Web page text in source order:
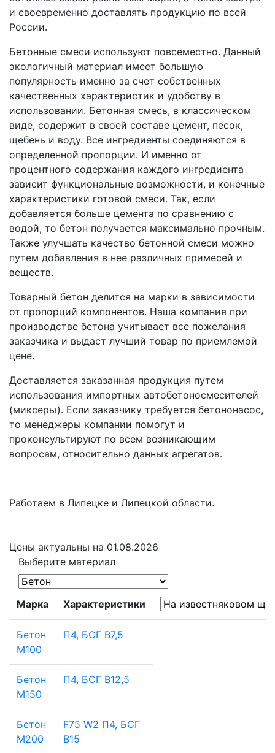
и своевременно доставлять продукцию по всей
России.
Бетонные смеси используют повсеместно. Данный
экологичный материал имеет большую
популярность именно за счет собственных
качественных характеристик и удобству в
использовании. Бетонная смесь, в классическом
виде, содержит в своей составе цемент, песок,
щебень и воду. Все ингредиенты соединяются в
определенной пропорции. И именно от
процентного содержания каждого ингредиента
зависит функциональные возможности, и конечные
характеристики готовой смеси. Так, если
добавляется больше цемента по сравнению с
водой, то бетон получается максимально прочным.
Также улучшать качество бетонной смеси можно
путем добавления в нее различных примесей и
веществ.
Товарный бетон делится на марки в зависимости
от пропорций компонентов. Наша компания при
производстве бетона учитывает все пожелания
заказчика и выдаст лучший товар по приемлемой
цене.
Доставляется заказанная продукция путем
использования импортных автобетоносмесителей
(миксеры). Если заказчику требуется бетононасос,
то менеджеры компании помогут и
проконсультируют по всем возникающим
вопросам, относительно данных агрегатов.
Работаем в Липецке и Липецкой области.
Цены актуальны на 01.08.2026
Выберите материал
Марка Характеристики
Бетон
М100
П4, БСГ В7,5
Бетон
М150
П4, БСГ В12,5
Бетон
М200
F75 W2 П4, БСГ
В15